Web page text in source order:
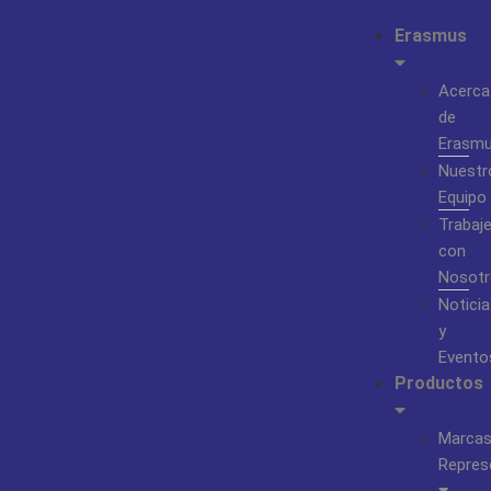
Erasmus
Acerca
de
Equipo
Trabaje
con
y
Productos
Marcas